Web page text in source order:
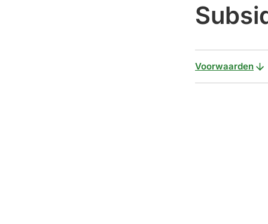
Voorwaarden